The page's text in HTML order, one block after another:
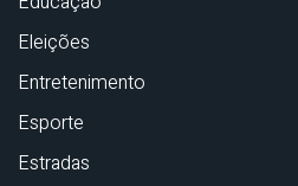
Eleições
Entretenimento
Esporte
Estradas